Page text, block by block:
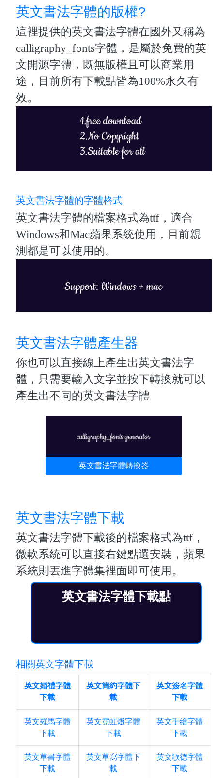
英文書法字體的版權?
這裡提供的英文書法字體在國外又稱為
calligraphy_fonts字體，是屬於免費的英
文開源字體，既無版權且可以商業用
途，目前所有下載點皆為100%永久有
效。
英文書法字體的字體格式
英文書法字體的檔案格式為ttf，適合
Windows和Mac蘋果系統使用，目前親
測都是可以使用的。
英文書法字體產生器
你也可以直接線上產生出英文書法字
體，只需要輸入文字並按下轉換就可以
產生出不同的英文書法字體
英文書法字體轉換器
英文書法字體下載
英文書法字體下載後的檔案格式為ttf，
微軟系統可以直接右鍵點選安裝，蘋果
系統則丟進字體集裡面即可使用。
英文書法字體下載點
相關英文字體下載
英文婚禮字體
下載
英文簡約字體下
載
英文簽名字體
下載
英文羅馬字體
下載
英文霓虹燈字體
下載
英文手繪字體
下載
英文草書字體
下載
英文草寫字體下
載
英文歌德字體
下載